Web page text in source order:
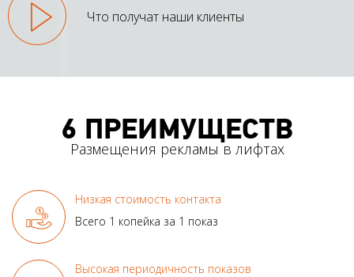
Что получат наши клиенты
6 ПРЕИМУЩЕСТВ
Размещения рекламы в лифтах
Низкая стоимость контакта
Всего 1 копейка за 1 показ
Высокая периодичность показов